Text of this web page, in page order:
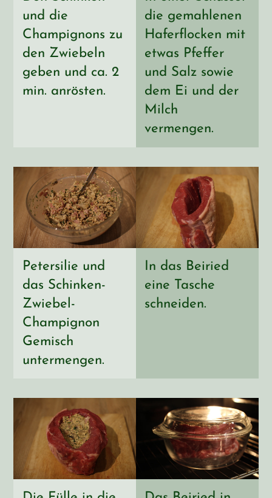
und die
Champignons zu
den Zwiebeln
geben und ca. 2
min. anrösten.
die gemahlenen
Haferflocken mit
etwas Pfeffer
und Salz sowie
dem Ei und der
Milch
vermengen.
Petersilie und
das Schinken-
Zwiebel-
Champignon
Gemisch
untermengen.
In das Beiried
eine Tasche
schneiden.